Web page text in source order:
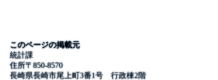
このページの掲載元
統計課
住所〒850-8570
長崎県長崎市尾上町3番1号 行政棟2階